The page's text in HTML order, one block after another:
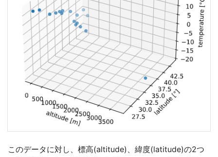
このデータに対し、標高(altitude)、緯度(latitude)の2つ